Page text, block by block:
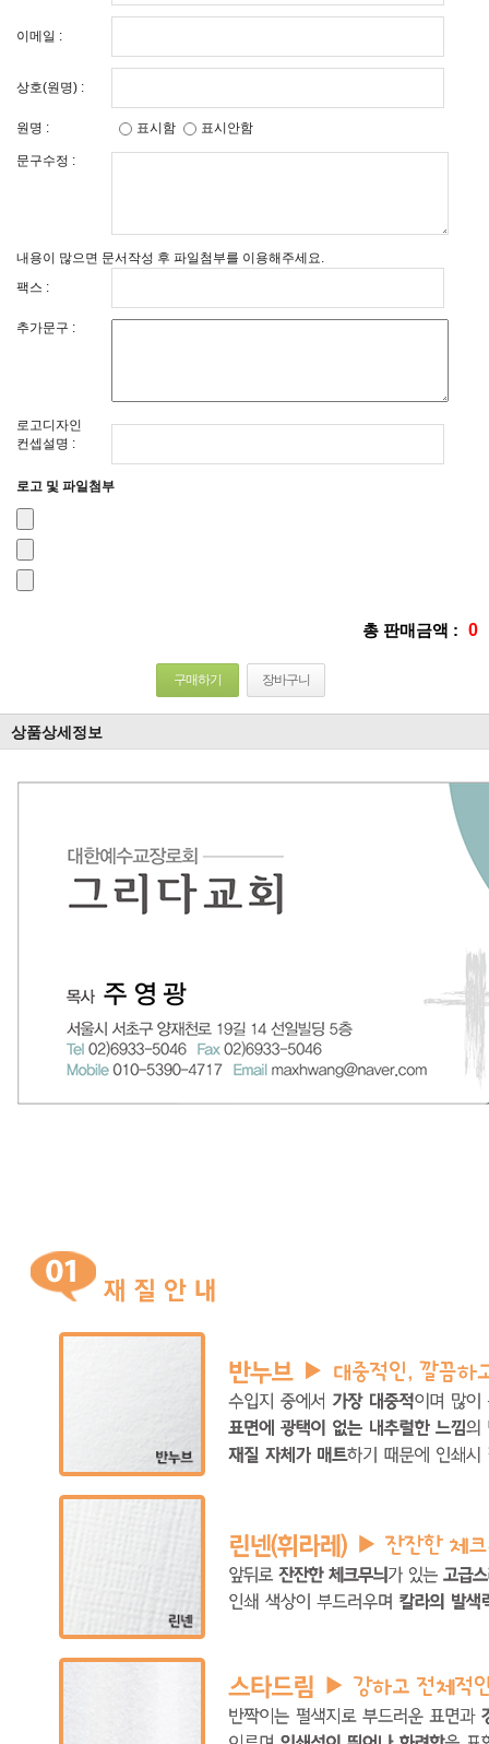
이메일 :
상호(원명) :
원명 : 표시함 표시안함
문구수정 :
내용이 많으면 문서작성 후 파일첨부를 이용해주세요.
팩스 :
추가문구 :
로고디자인
컨셉설명 :
로고 및 파일첨부
총 판매금액 : 0
구매하기 장바구니
상품상세정보